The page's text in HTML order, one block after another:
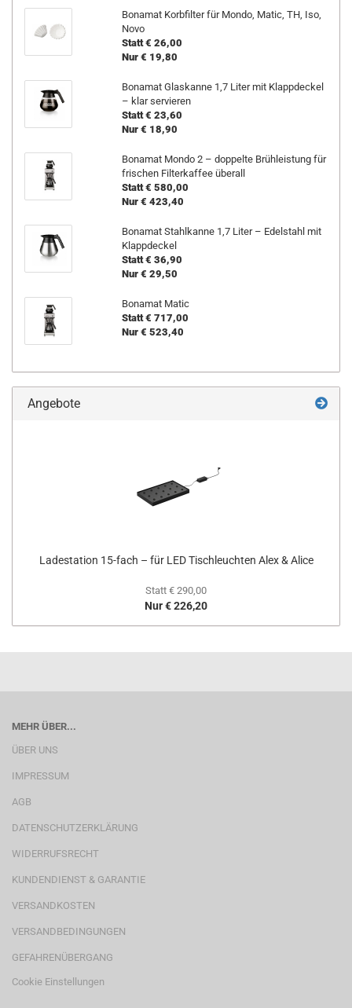
Bonamat Korbfilter für Mondo, Matic, TH, Iso,
Novo
Statt € 26,00
Nur € 19,80
Bonamat Glaskanne 1,7 Liter mit Klappdeckel
– klar servieren
Statt € 23,60
Nur € 18,90
Bonamat Mondo 2 – doppelte Brühleistung für
frischen Filterkaffee überall
Statt € 580,00
Nur € 423,40
Bonamat Stahlkanne 1,7 Liter – Edelstahl mit
Klappdeckel
Statt € 36,90
Nur € 29,50
Bonamat Matic
Statt € 717,00
Nur € 523,40
Angebote
Ladestation 15-fach – für LED Tischleuchten Alex & Alice
Statt € 290,00
Nur € 226,20
MEHR ÜBER...
ÜBER UNS
IMPRESSUM
AGB
DATENSCHUTZERKLÄRUNG
WIDERRUFSRECHT
KUNDENDIENST & GARANTIE
VERSANDKOSTEN
VERSANDBEDINGUNGEN
GEFAHRENÜBERGANG
Cookie Einstellungen